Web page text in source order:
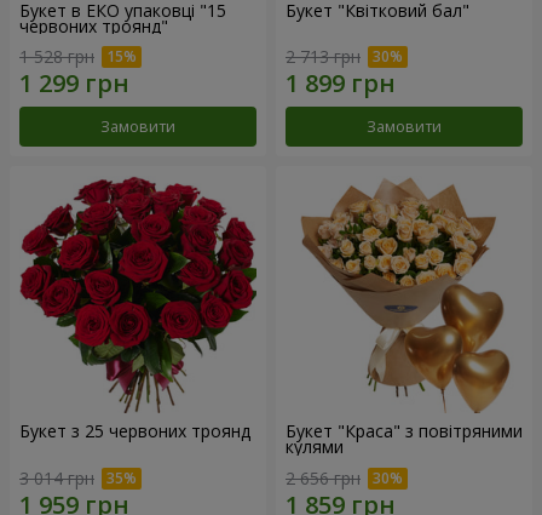
Букет в ЕКО упаковці "15
червоних троянд"
1 528 грн
Замовити
Букет "Квітковий бал"
2 713 грн
Замовити
Букет з 25 червоних троянд
3 014 грн
Букет "Краса" з повітряними
кулями
2 656 грн